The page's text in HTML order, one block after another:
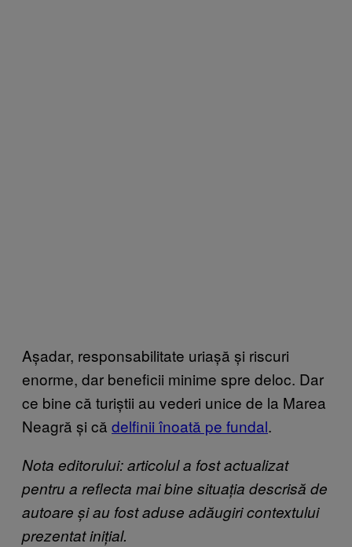
Așadar, responsabilitate uriașă și riscuri
enorme, dar beneficii minime spre deloc. Dar
ce bine că turiștii au vederi unice de la Marea
Neagră și că delfinii înoată pe fundal.
Nota editorului: articolul a fost actualizat
pentru a reflecta mai bine situația descrisă de
autoare și au fost aduse adăugiri contextului
prezentat inițial.